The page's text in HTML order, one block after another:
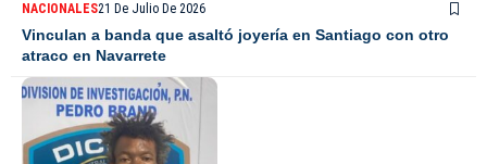
NACIONALES21 De Julio De 2026
Vinculan a banda que asaltó joyería en Santiago con otro
atraco en Navarrete